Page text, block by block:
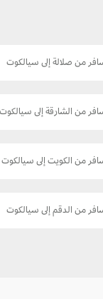
من صلالة إلى سيالكوت
من الشارقة إلى سيالكوت
من الكويت إلى سيالكوت
من الدقم إلى سيالكوت